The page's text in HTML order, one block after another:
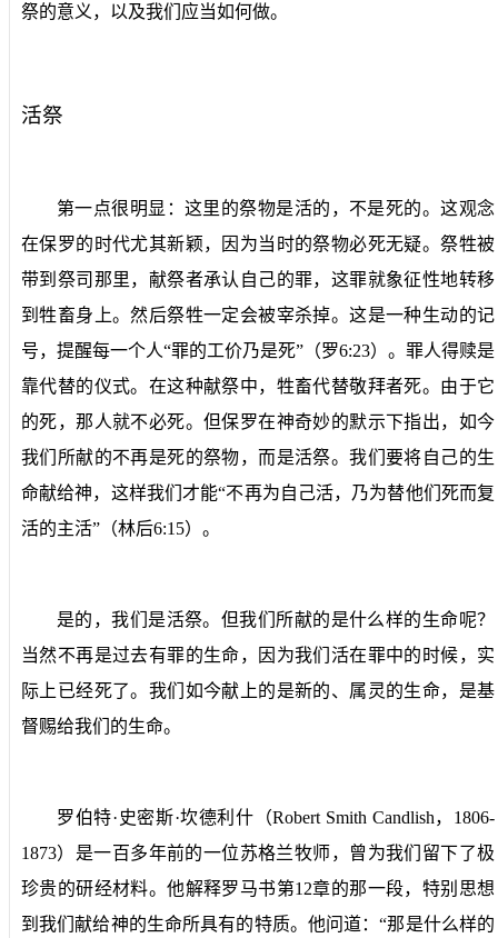
祭的意义，以及我们应当如何做。
活祭
第一点很明显：这里的祭物是活的，不是死的。这观念
在保罗的时代尤其新颖，因为当时的祭物必死无疑。祭牲被
带到祭司那里，献祭者承认自己的罪，这罪就象征性地转移
到牲畜身上。然后祭牲一定会被宰杀掉。这是一种生动的记
号，提醒每一个人“罪的工价乃是死”（罗6:23）。罪人得赎是
靠代替的仪式。在这种献祭中，牲畜代替敬拜者死。由于它
的死，那人就不必死。但保罗在神奇妙的默示下指出，如今
我们所献的不再是死的祭物，而是活祭。我们要将自己的生
命献给神，这样我们才能“不再为自己活，乃为替他们死而复
活的主活”（林后6:15）。
是的，我们是活祭。但我们所献的是什么样的生命呢？
当然不再是过去有罪的生命，因为我们活在罪中的时候，实
际上已经死了。我们如今献上的是新的、属灵的生命，是基
督赐给我们的生命。
罗伯特·史密斯·坎德利什（Robert Smith Candlish， 1806-
1873）是一百多年前的一位苏格兰牧师，曾为我们留下了极
珍贵的研经材料。他解释罗马书第12章的那一段，特别思想
到我们献给神的生命所具有的特质。他问道：“那是什么样的